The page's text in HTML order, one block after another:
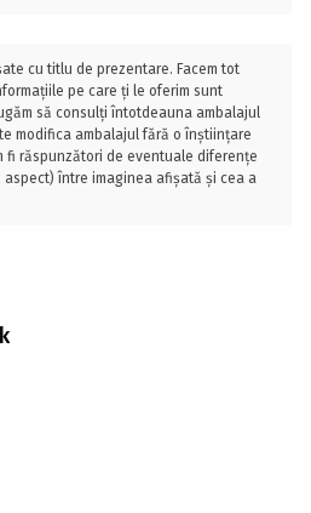
cu titlu de prezentare. Facem tot
pe care ți le oferim sunt
să consulți întotdeauna ambalajul
modifica ambalajul fără o înștiințare
fi răspunzători de eventuale diferențe
între imaginea afișată și cea a